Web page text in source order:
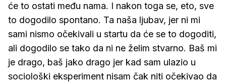
će to ostati među nama. I nakon toga se, eto, sve
to dogodilo spontano. Ta naša ljubav, jer ni mi
sami nismo očekivali u startu da će se to dogoditi,
ali dogodilo se tako da ni ne želim stvarno. Baš mi
je drago, baš jako drago jer kad sam ulazio u
sociološki eksperiment nisam čak niti očekivao da